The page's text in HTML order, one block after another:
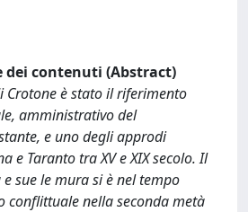
dei contenuti (Abstract)
è stato il riferimento
amministrativo del
e uno degli approdi
e Taranto tra XV e XIX secolo. Il
sue le mura si è nel tempo
conflittuale nella seconda metà